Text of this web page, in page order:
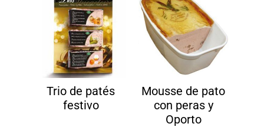
Trio de patés
festivo
Mousse de pato
con peras y
Oporto